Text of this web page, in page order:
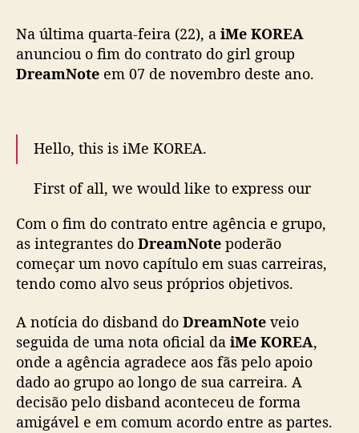
a
d
i
o
i
r
l
g
r
o
u
p
D
r
e
a
Na última quarta-feira (22), a iMe KOREA
anunciou o fim do contrato do girl group
DreamNote em 07 de novembro deste ano.
Hello, this is iMe KOREA.
First of all, we would like to express our
who have shown unwavering love and
support for DreamNote and the six
members.
trust and respect,
DreamNote and iMe KOREA…
pic.twitter.com/LrOUShAIVf
— 드림노트(DreamNote) (@iMe_Dreamnote)
October 22, 2025
Com o fim do contrato entre agência e grupo,
as integrantes do DreamNote poderão
começar um novo capítulo em suas carreiras,
tendo como alvo seus próprios objetivos.
A notícia do disband do DreamNote veio
seguida de uma nota oficial da iMe KOREA,
onde a agência agradece aos fãs pelo apoio
dado ao grupo ao longo de sua carreira. A
decisão pelo disband aconteceu de forma
amigável e em comum acordo entre as partes.